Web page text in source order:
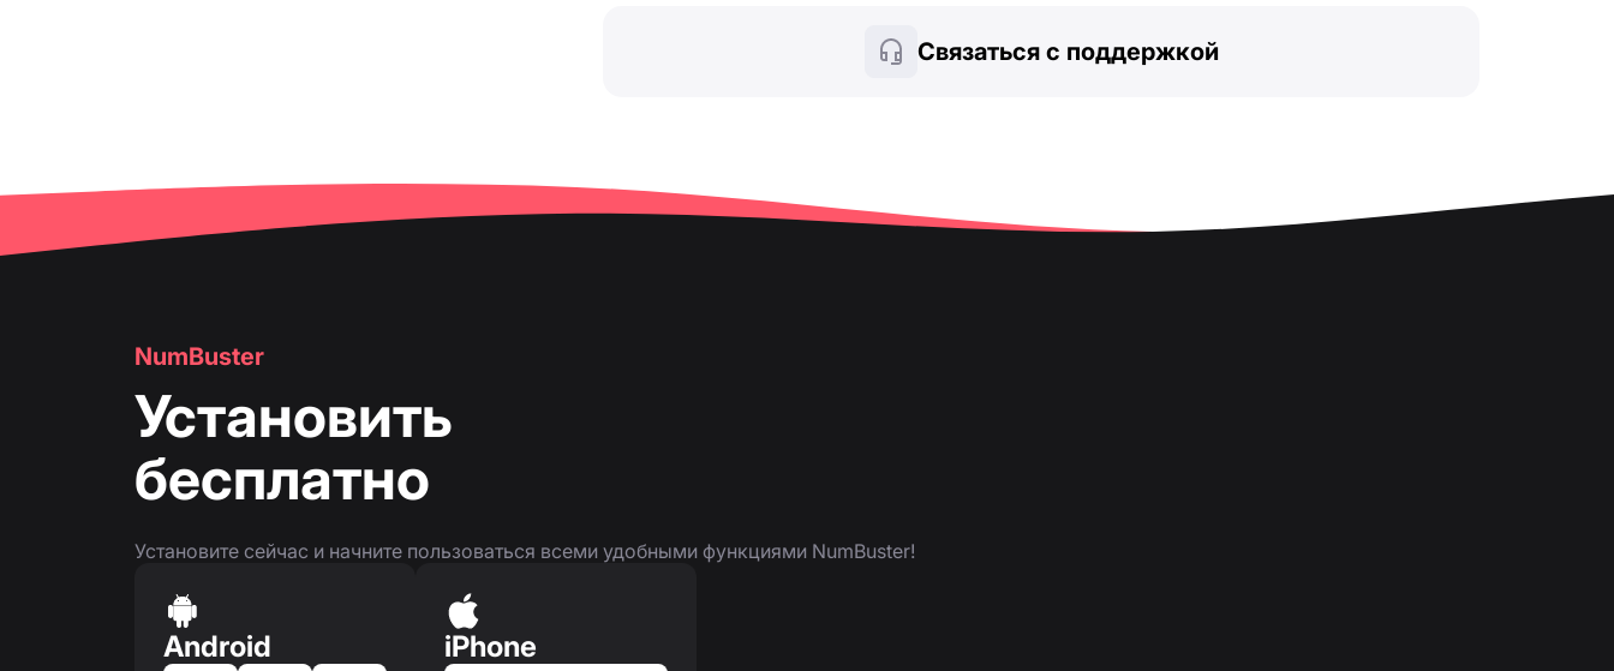
Связаться с поддержкой
NumBuster
Установить
бесплатно
Установите сейчас и начните пользоваться всеми удобными функциями NumBuster!
Android iPhone